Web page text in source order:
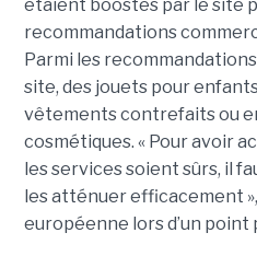
étaient boostés par le site
recommandations
Parmi les
site, des jouets pour
vêtements contrefaits ou
cosmétiques. « Pour avoir
les services soient sûrs, il
les atténuer efficacement
européenne lors d’un point